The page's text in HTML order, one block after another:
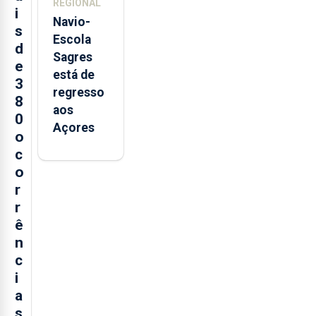
i
s
d
e
3
8
0
o
c
o
r
r
ê
n
c
i
a
REGIONAL
Navio-
Escola
Sagres
está de
regresso
aos
Açores